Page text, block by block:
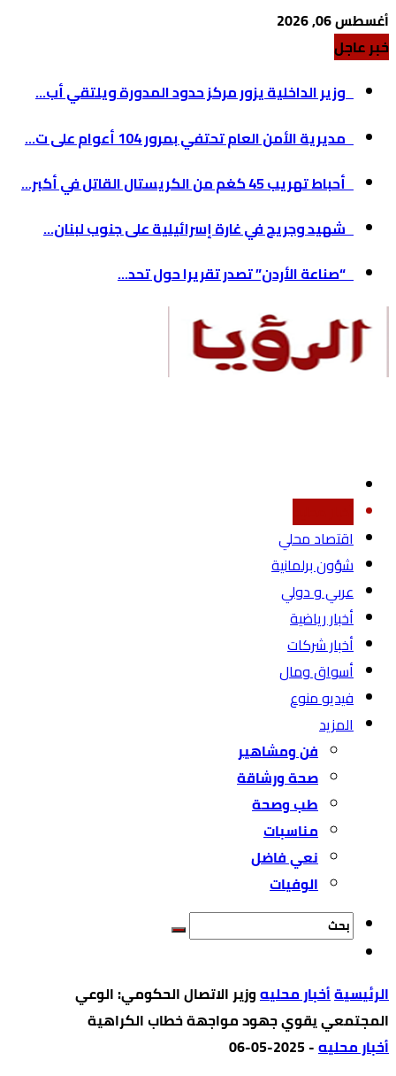
أغسطس 06, 2026
خبر عاجل
وزير الداخلية يزور مركز حدود المدورة ويلتقي أب...
مديرية الأمن العام تحتفي بمرور 104 أعوام على ت...
أحباط تهريب 45 كغم من الكريستال القاتل في أكبر...
شهيد وجريح في غارة إسرائيلية على جنوب لبنان...
“صناعة الأردن” تصدر تقريرا حول تحد...
اقتصاد محلي
شؤون برلمانية
عربي و دولي
أخبار رياضية
أخبار شركات
أسواق ومال
فيديو منوع
المزيد
فن ومشاهير
صحة ورشاقة
طب وصحة
مناسبات
نعي فاضل
الوفيات
‫الرئيسية‬أخبار محليهوزير الاتصال الحكومي: الوعي
المجتمعي يقوي جهود مواجهة خطاب الكراهية
أخبار محليه-
2025-05-06